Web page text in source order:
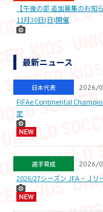
【午後の部 追加募集のお
11月30日(日)開催
最新ニュース
日本代表 2026/
FIFAe Continental
定
選手育成 2026/
2026/27シーズン JFA・Ｊ